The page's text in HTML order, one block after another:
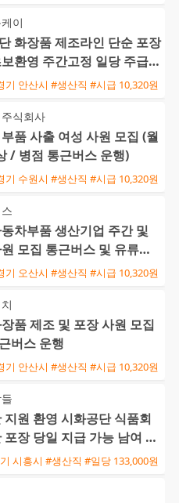
이
화장품 제조라인 단순 포장
환영 주간고정 일당 주급
기 안산시 #생산직 #시급 10,320원
식회사
품 사출 여성 사원 모집 (월
/ 병점 통근버스 운행)
기 수원시 #생산직 #시급 10,320원
차부품 생산기업 주간 및
모집 통근버스 및 유류비
기 오산시 #생산직 #시급 10,320원
품 제조 및 포장 사원 모집
버스 운행
기 안산시 #생산직 #시급 10,320원
지원 환영 시화공단 식품회
장 당일 지급 가능 남여 사
시흥시 #생산직 #일당 133,000원